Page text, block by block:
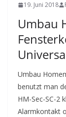
19. Juni 2018
Umbau
Umbau
benutzt man
HM-Sec-SC-2
Alarmkontakt